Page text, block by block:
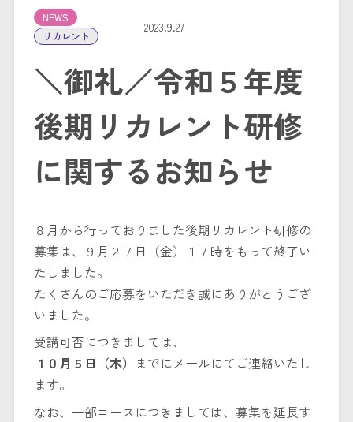
NEWS
リカレント
2023.9.27
＼御礼／令和５年度
後期リカレント研修
に関するお知らせ
８月から行っておりました後期リカレント研修の
募集は、９月２７日（金）１７時をもって終了い
たしました。
たくさんのご応募をいただき誠にありがとうござ
いました。
受講可否につきましては、
１０月５日（木） までにメールにてご連絡いたし
ます。
なお、一部コースにつきましては、募集を延長す